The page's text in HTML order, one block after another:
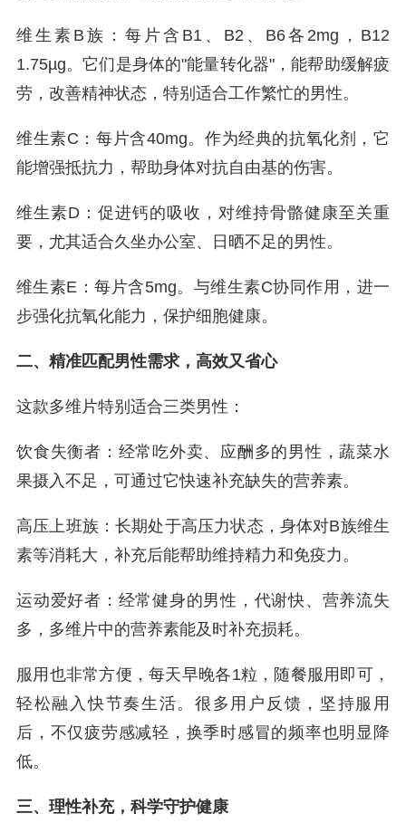
维生素B族：每片含B1、B2、B6各2mg，B12
1.75µg。它们是身体的"能量转化器"，能帮助缓解疲
劳，改善精神状态，特别适合工作繁忙的男性。
维生素C：每片含40mg。作为经典的抗氧化剂，它
能增强抵抗力，帮助身体对抗自由基的伤害。
维生素D：促进钙的吸收，对维持骨骼健康至关重
要，尤其适合久坐办公室、日晒不足的男性。
维生素E：每片含5mg。与维生素C协同作用，进一
步强化抗氧化能力，保护细胞健康。
二、精准匹配男性需求，高效又省心
这款多维片特别适合三类男性：
饮食失衡者：经常吃外卖、应酬多的男性，蔬菜水
果摄入不足，可通过它快速补充缺失的营养素。
高压上班族：长期处于高压力状态，身体对B族维生
素等消耗大，补充后能帮助维持精力和免疫力。
运动爱好者：经常健身的男性，代谢快、营养流失
多，多维片中的营养素能及时补充损耗。
服用也非常方便，每天早晚各1粒，随餐服用即可，
轻松融入快节奏生活。很多用户反馈，坚持服用
后，不仅疲劳感减轻，换季时感冒的频率也明显降
低。
三、理性补充，科学守护健康